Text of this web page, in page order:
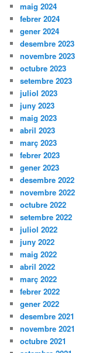
maig 2024
febrer 2024
gener 2024
desembre 2023
novembre 2023
octubre 2023
setembre 2023
juliol 2023
juny 2023
maig 2023
abril 2023
març 2023
febrer 2023
gener 2023
desembre 2022
novembre 2022
octubre 2022
setembre 2022
juliol 2022
juny 2022
maig 2022
abril 2022
març 2022
febrer 2022
gener 2022
desembre 2021
novembre 2021
octubre 2021